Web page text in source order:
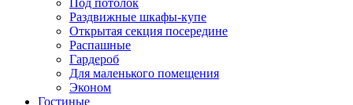
Под потолок
Раздвижные шкафы-купе
Открытая секция посередине
Распашные
Гардероб
Для маленького помещения
Эконом
Гостиные